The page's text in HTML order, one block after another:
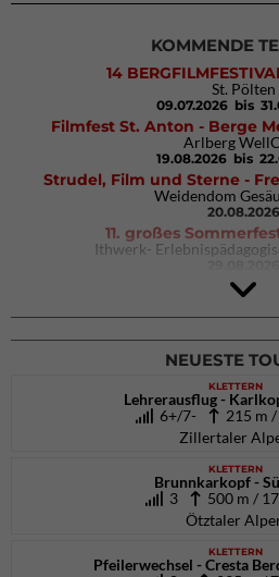
KOMMENDE
14
St. Pölten
09.07.2026 bis
Filmfest St. Anton - Berge
Arlberg
19.08.2026 bis
Strudel, Film und Sterne -
Weidendom
20.08.2026
11. großes
Ithwerk-
4Blocs KIDS
DAV Kletter- & Boulderzentrum
26.09.2026
NEUESTE
KLETTERN
Lehrerausflug -
6+/7-
215 m
Zillertaler
KLETTERN
Brunnkarkopf -
3
500 m /
Ötztaler
KLETTERN
Pfeilerwechsel - Cresta